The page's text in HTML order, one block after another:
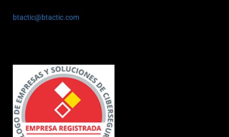
btactic@btactic.com